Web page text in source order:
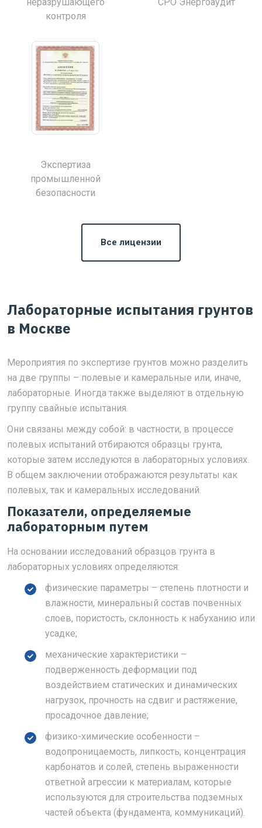
контроля
Экспертиза
промышленной
безопасности
Все лицензии
Лабораторные испытания грунтов
в Москве
Мероприятия по экспертизе грунтов можно разделить
на две группы – полевые и камеральные или, иначе,
лабораторные. Иногда также выделяют в отдельную
группу свайные испытания.
Они связаны между собой: в частности, в процессе
полевых испытаний отбираются образцы грунта,
которые затем исследуются в лабораторных условиях.
В общем заключении отображаются результаты как
полевых, так и камеральных исследований.
Показатели, определяемые
лабораторным путем
На основании исследований образцов грунта в
лабораторных условиях определяются:
физические параметры – степень плотности и
влажности, минеральный состав почвенных
слоев, пористость, склонность к набуханию или
усадке;
механические характеристики –
подверженность деформации под
воздействием статических и динамических
нагрузок, прочность на сдвиг и растяжение,
просадочное давление;
физико-химические особенности –
водопроницаемость, липкость, концентрация
карбонатов и солей, степень выраженности
ответной агрессии к материалам, которые
используются для строительства подземных
частей объекта (фундамента, коммуникаций).